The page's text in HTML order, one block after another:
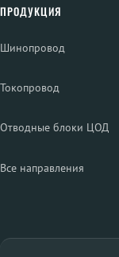
ПРОДУКЦИЯ
Шинопровод
Токопровод
Отводные блоки ЦОД
Все направления